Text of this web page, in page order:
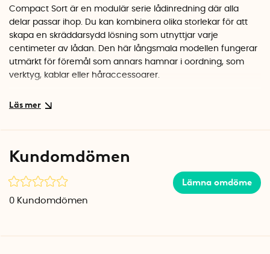
Compact Sort är en modulär serie lådinredning där alla
delar passar ihop. Du kan kombinera olika storlekar för att
skapa en skräddarsydd lösning som utnyttjar varje
centimeter av lådan. Den här långsmala modellen fungerar
utmärkt för föremål som annars hamnar i oordning, som
verktyg, kablar eller håraccessoarer.
Finsk kvalitet i hållbart material
är lätt att hålla ren och tål både handtvätt och diskmaskin.
och in lådan.
Specifikationer
Kundomdömen
Lämna omdöme
0 Kundomdömen